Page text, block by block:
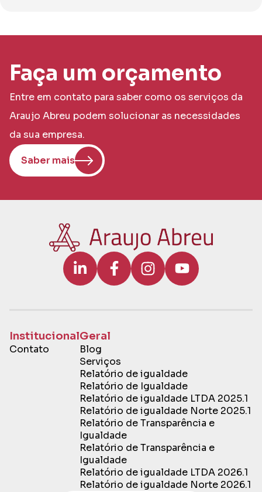
Faça um orçamento
Entre em contato para saber como os serviços da
Araujo Abreu podem solucionar as necessidades
da sua empresa.
Saber mais
Institucional
Contato
Geral
Blog
Serviços
Relatório de igualdade
Relatório de Igualdade
Relatório de igualdade LTDA 2025.1
Relatório de igualdade Norte 2025.1
Relatório de Transparência e
Igualdade
Relatório de Transparência e
Igualdade
Relatório de igualdade LTDA 2026.1
Relatório de igualdade Norte 2026.1